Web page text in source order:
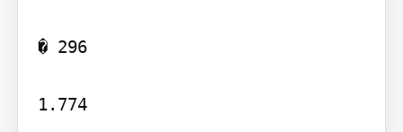
� 296
1.774